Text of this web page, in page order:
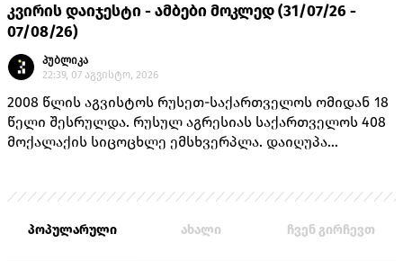
კვირის დაიჯესტი - ამბები მოკლედ (31/07/26 -
07/08/26)
პუბლიკა
22:39, 07 აგვისტო, 2026
2008 წლის აგვისტოს რუსეთ-საქართველოს ომიდან 18
წელი შესრულდა. რუსულ აგრესიას საქართველოს 408
მოქალაქის სიცოცხლე ემსხვერპლა. დაიღუპა
მშვიდობიანი მცხოვრები.
პოპულარული ახალი ჩვენ გირჩევთ